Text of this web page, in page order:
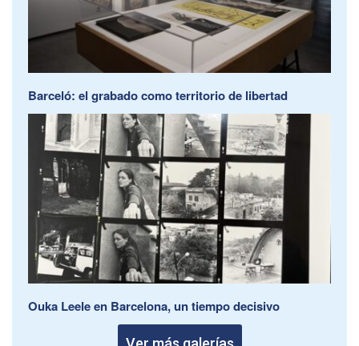
Barceló: el grabado como territorio de libertad
Ouka Leele en Barcelona, un tiempo decisivo